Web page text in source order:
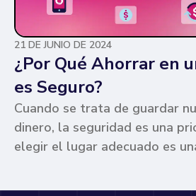
21 DE JUNIO DE 2024
¿Por Qué Ahorrar en
es Seguro?
Cuando se trata de guardar
dinero, la seguridad es una
elegir el lugar adecuado es